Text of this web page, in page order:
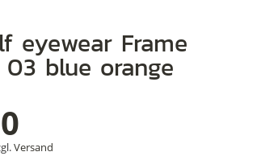
blue orange
Versand